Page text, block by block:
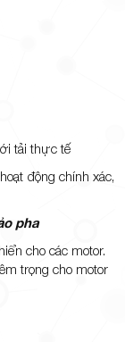
tải thực tế
động chính xác,
pha
cho các motor.
trọng cho motor